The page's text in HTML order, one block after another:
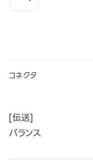
コネクタ
[伝送]
バランス